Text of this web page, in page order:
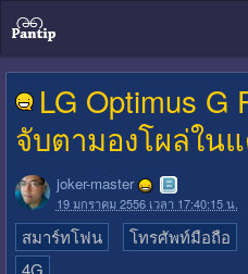
LG Optimus G
จับตามองโผล่ใน
joker-master
19 มกราคม 2556 เวลา 17:40:15 น.
สมาร์ทโฟน โทรศัพท์มือถือ
4G